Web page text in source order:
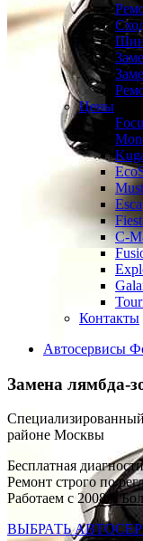
Цены
C-
Контакты
Автосервисы
Замена лямбда-
районе Москвы
Бесплатная
Ремонт строго по
Работаем с 2008 г.
ВЫБРАТЬ